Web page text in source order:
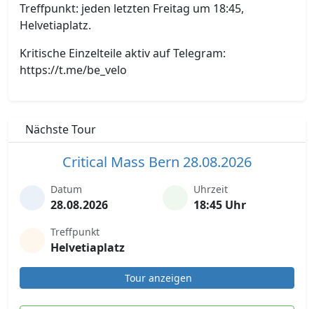
Treffpunkt: jeden letzten Freitag um 18:45,
Helvetiaplatz.
Kritische Einzelteile aktiv auf Telegram:
https://t.me/be_velo
Nächste Tour
Critical Mass Bern 28.08.2026
Datum
28.08.2026
Uhrzeit
18:45 Uhr
Treffpunkt
Helvetiaplatz
Tour anzeigen